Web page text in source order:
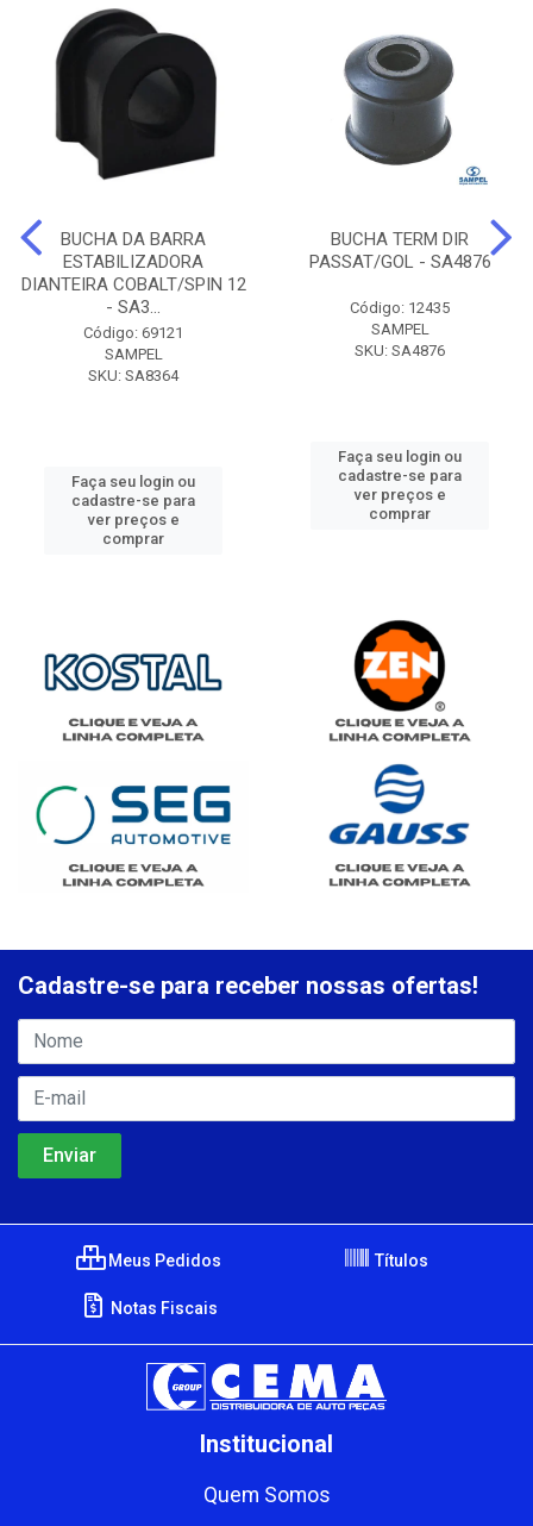
BUCHA DA BARRA
ESTABILIZADORA
DIANTEIRA COBALT/SPIN 12
- SA3...
Código: 69121
SAMPEL
SKU: SA8364
Faça seu login ou
cadastre-se para
ver preços e
comprar
BUCHA TERM DIR
PASSAT/GOL - SA4876
Código: 12435
SAMPEL
SKU: SA4876
Faça seu login ou
cadastre-se para
ver preços e
comprar
Cadastre-se para receber nossas ofertas!
Meus Pedidos Títulos
Notas Fiscais
Institucional
Quem Somos